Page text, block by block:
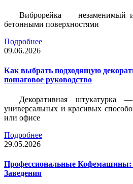
Виброрейка — незаменимый
бетонными поверхностями
Подробнее
09.06.2026
Как выбрать подходящую
пошаговое руководство
Декоративная
универсальных и красивых
или офисе
Подробнее
29.05.2026
Профессиональные Кофемашины:
Заведения